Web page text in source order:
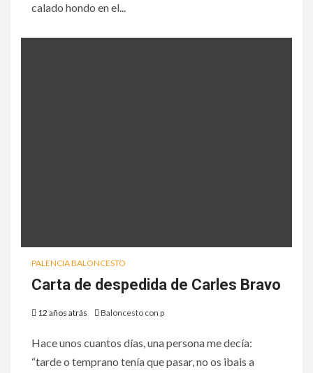
calado hondo en el...
PALENCIA BALONCESTO
Carta de despedida de Carles Bravo
12 años atrás Baloncesto con p
Hace unos cuantos días, una persona me decía:
“tarde o temprano tenía que pasar, no os ibais a